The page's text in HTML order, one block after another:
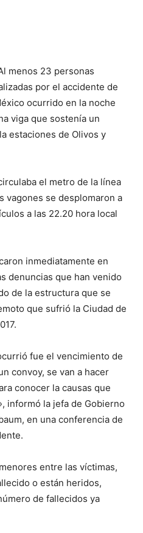
menos 23 personas
por el accidente de
ocurrido en la noche
viga que sostenía un
estaciones de Olivos y
el metro de la línea
vagones se desplomaron a
a las 22.20 hora local
inmediatamente en
denuncias que han venido
de la estructura que se
que sufrió la Ciudad de
fue el vencimiento de
convoy, se van a hacer
conocer la causas que
informó la jefa de Gobierno
en una conferencia de
entre las víctimas,
o están heridos,
de fallecidos ya